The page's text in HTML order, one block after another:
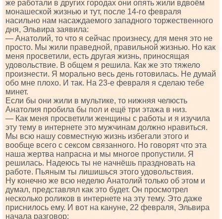
же работали в других городах они опять жили вдвоём
монашеской жизнью и тут, после 14-го февраля
насильно нам насаждаемого западного торжественного
дня, Эльвира заявила:
— Анатолий, то что я сейчас произнесу, для меня это не
просто. Мы жили праведной, правильной жизнью. Но как
меня просветили, есть другая жизнь, приносящая
удовольствие. В общем я решила. Как же это тяжело
произнести. Я морально весь день готовилась. Не думай
обо мне плохо. И так. На 23-е февраля я сделаю тебе
минет.
Если бы они жили в мультике, то нижняя челюсть
Анатолия пробила бы пол и ещё три этажа в низ.
— Как меня просветили женщины с работы и я изучила
эту тему в интернете это мужчинам должно нравиться.
Мы всю нашу совместную жизнь избегали этого и
вообще всего с сексом связанного. Но говорят что эта
наша жертва напрасна и мы многое пропустили. Я
решилась. Надеюсь ты не начнёшь праздновать на
работе. Пьяным ты лишишься этого удовольствия.
Ну конечно же всю неделю Анатолий только об этом и
думал, представлял как это будет. Он просмотрел
несколько роликов в интернете на эту тему. Это даже
приснилось ему. И вот на кануне, 22 февраля, Эльвира
начала разговор: